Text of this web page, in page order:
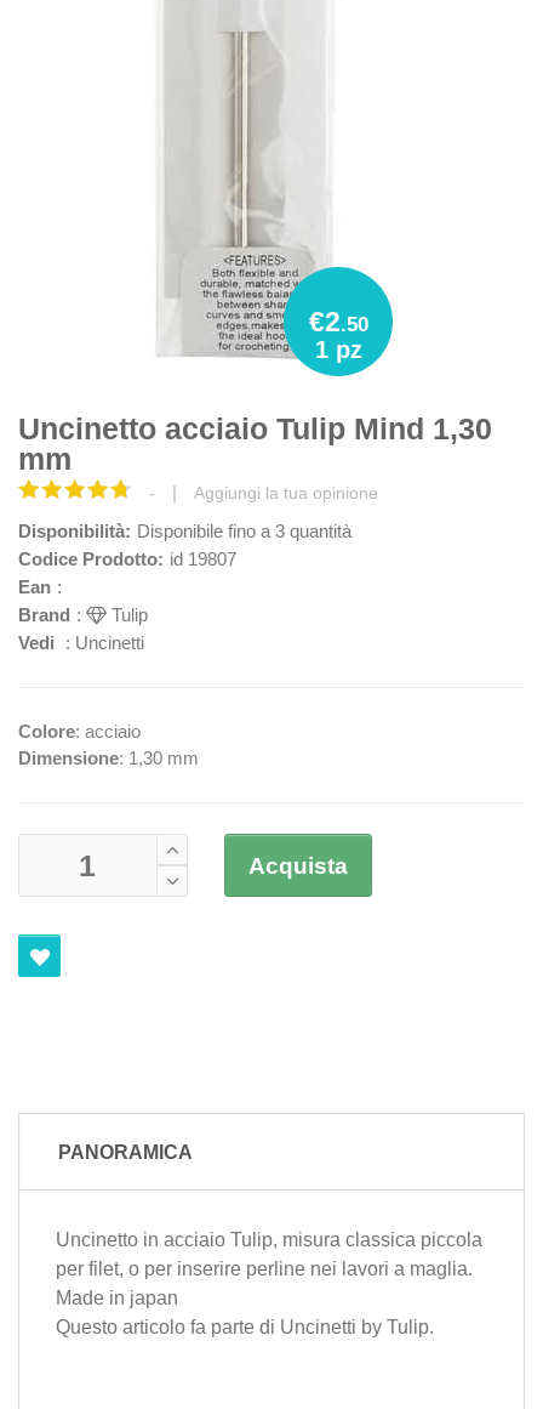
€2.50
1 pz
Uncinetto acciaio Tulip Mind 1,30
mm
- | Aggiungi la tua opinione
Disponibilità: Disponibile fino a 3 quantità
Codice Prodotto: id 19807
Ean :
Brand :
Tulip
Vedi
: Uncinetti
Colore: acciaio
Dimensione: 1,30 mm
Acquista
PANORAMICA
Uncinetto in acciaio Tulip, misura classica piccola
per filet, o per inserire perline nei lavori a maglia.
Made in japan
Questo articolo fa parte di Uncinetti by Tulip.